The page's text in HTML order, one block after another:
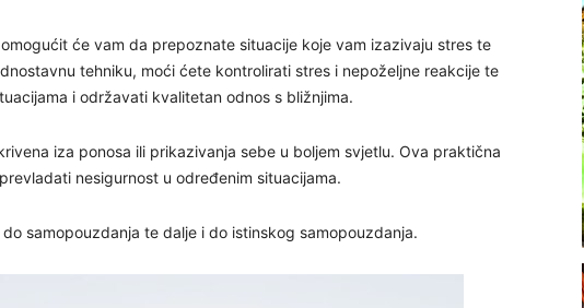
će vam da prepoznate situacije koje vam izazivaju stres te
tehniku, moći ćete kontrolirati stres i nepoželjne reakcije te
i održavati kvalitetan odnos s bližnjima.
iza ponosa ili prikazivanja sebe u boljem svjetlu. Ova praktična
nesigurnost u određenim situacijama.
samopouzdanja te dalje i do istinskog samopouzdanja.